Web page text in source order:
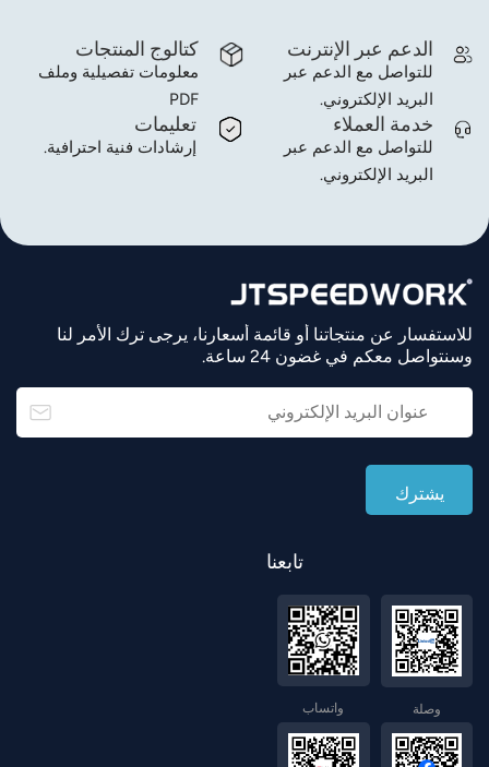
كتالوج المنتجات
معلومات تفصيلية وملف
PDF
الدعم عبر الإنترنت
للتواصل مع الدعم عبر
البريد الإلكتروني.
تعليمات
إرشادات فنية احترافية.
خدمة العملاء
للتواصل مع الدعم عبر
البريد الإلكتروني.
للاستفسار عن منتجاتنا أو قائمة أسعارنا، يرجى ترك الأمر لنا
وسنتواصل معكم في غضون 24 ساعة.
تابعنا
واتساب وصلة